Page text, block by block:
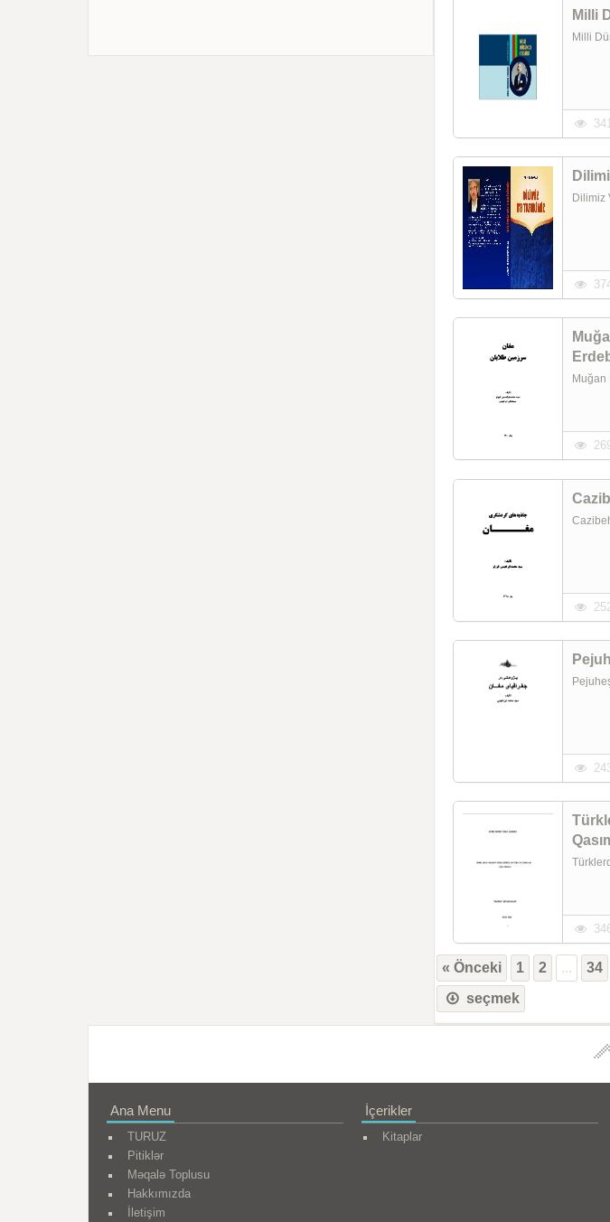
Milli
Milli
Dilimiz
Muğan
« Önceki 1 2 ... 34
seçmek
İçerikler
Kitaplar
Ana Menu
TURUZ
Pitiklər
Məqalə Toplusu
Hakkımızda
İletişim